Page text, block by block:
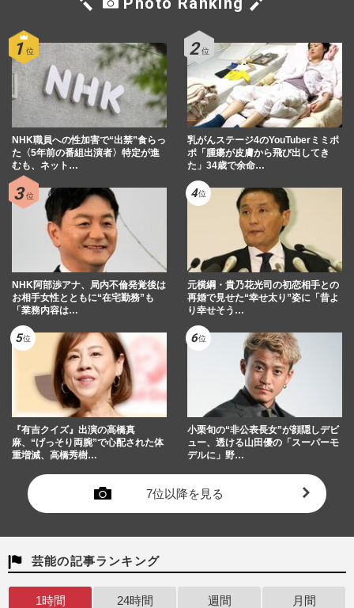
NHK職員への性加害で“出禁”食らっ
た〈5年前の番組出演者〉特定が進
むも、ネット…
乳がんステージ4のYouTuberミミポ
ポ「腫瘍が皮膚から飛び出してき
た」34歳で余命…
NHK阿部渉アナ、局内不倫発覚後は
お相手女性とともに“在宅勤務”も
「業務内容は…
元横綱・貴乃花光司の初恋相手との
再婚で見せた“幸せ太り”姿に「昔よ
り幸せそう…
『有吉クイズ』出演の高橋真
麻、“げっそり両腕”で心配された体
重増減、高橋秀樹…
小栗旬の“非公表長女”が顔隠しデビ
ュー、透ける山田優の「スーパーモ
デルに」野…
7位以降を見る
芸能の記事ランキング
1時間 24時間 週間 月間